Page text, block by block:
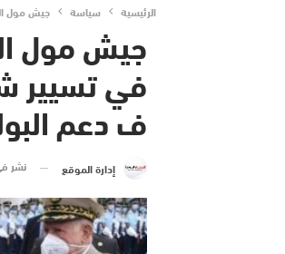
الرئيسية سياسة جيش مول
جيش مول
في تسيير
ف دعم
إدارة الموقع نشر